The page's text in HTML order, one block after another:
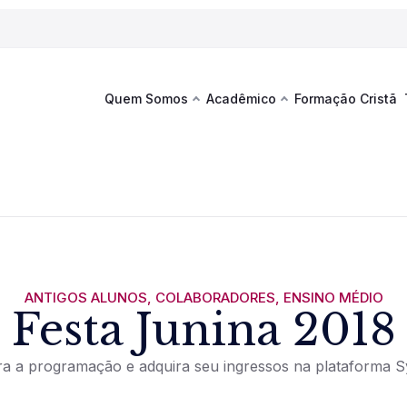
Quem Somos
Documentos Institucionais
Acadêmico Formação Cristã
ANTIGOS ALUNOS, COLABORADORES, ENSINO MÉDIO
Festa Junina 2018
a programação e adquira seu ingressos na plataforma